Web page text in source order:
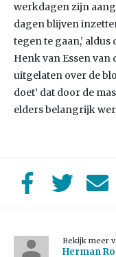
werkdagen zijn
dagen blijven
tegen te gaan,’
Henk van Essen van
uitgelaten over de
doet’ dat door de
elders belangrijk
Bekijk meer
Herman